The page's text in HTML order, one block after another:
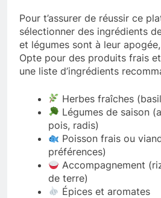
Pour t’assurer de réussir ce
sélectionner des ingrédients
et légumes sont à leur
Opte pour des produits frais
une liste d’ingrédients
Herbes fraîches
Légumes de saison
pois, radis)
Poisson frais ou
préférences)
Accompagnement
de terre)
Épices et aromates